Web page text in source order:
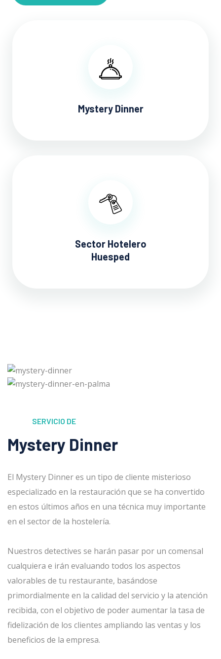
Mystery Dinner
Sector Hotelero
Huesped
SERVICIO DE
Mystery Dinner
El Mystery Dinner es un tipo de cliente misterioso
especializado en la restauración que se ha convertido
en estos últimos años en una técnica muy importante
en el sector de la hostelería.
Nuestros detectives se harán pasar por un comensal
cualquiera e irán evaluando todos los aspectos
valorables de tu restaurante, basándose
primordialmente en la calidad del servicio y la atención
recibida, con el objetivo de poder aumentar la tasa de
fidelización de los clientes ampliando las ventas y los
beneficios de la empresa.